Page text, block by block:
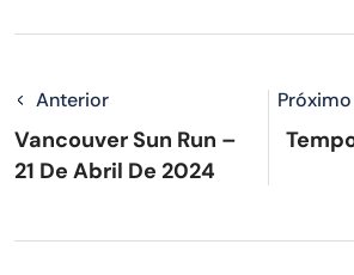
Anterior
Vancouver Sun Run –
21 De Abril De 2024
Próximo